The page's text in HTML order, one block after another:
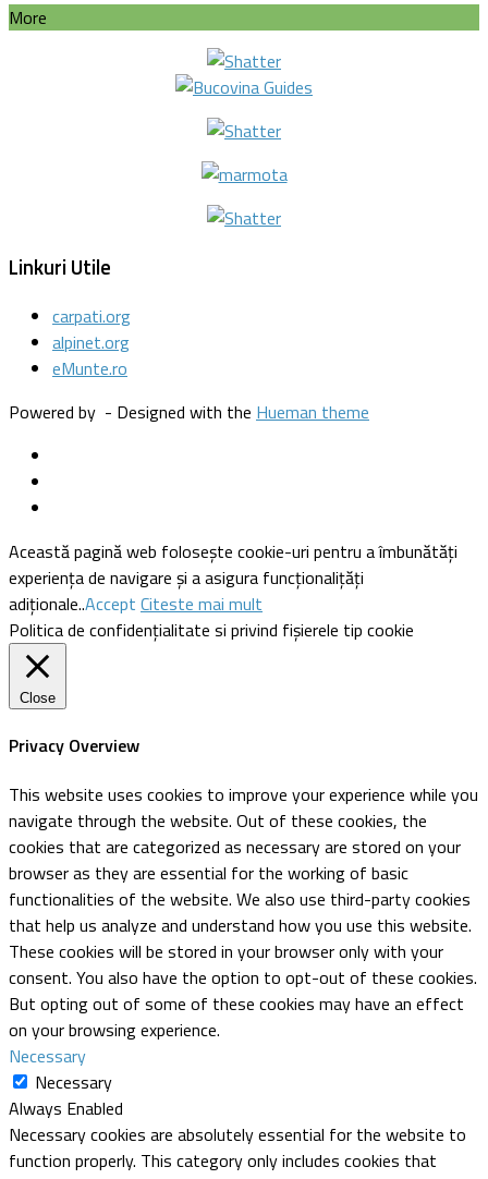
More
Linkuri Utile
carpati.org
alpinet.org
eMunte.ro
Powered by - Designed with the Hueman theme
Această pagină web folosește cookie-uri pentru a îmbunătăți
experiența de navigare și a asigura funcționalițăți
adiționale..Accept Citeste mai mult
Politica de confidențialitate si privind fișierele tip cookie
Close
Privacy Overview
This website uses cookies to improve your experience while you
navigate through the website. Out of these cookies, the
cookies that are categorized as necessary are stored on your
browser as they are essential for the working of basic
functionalities of the website. We also use third-party cookies
that help us analyze and understand how you use this website.
These cookies will be stored in your browser only with your
consent. You also have the option to opt-out of these cookies.
But opting out of some of these cookies may have an effect
on your browsing experience.
Necessary
Necessary
Always Enabled
Necessary cookies are absolutely essential for the website to
function properly. This category only includes cookies that